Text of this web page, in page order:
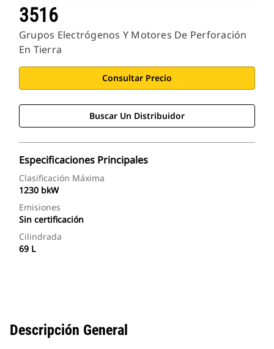
3516
Grupos Electrógenos Y Motores De Perforación
En Tierra
Consultar Precio
Buscar Un Distribuidor
Especificaciones Principales
Clasificación Máxima
1230 bkW
Emisiones
Sin certificación
Cilindrada
69 L
Descripción General